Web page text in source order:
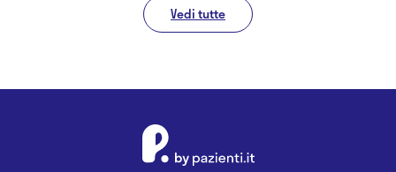
Vedi tutte